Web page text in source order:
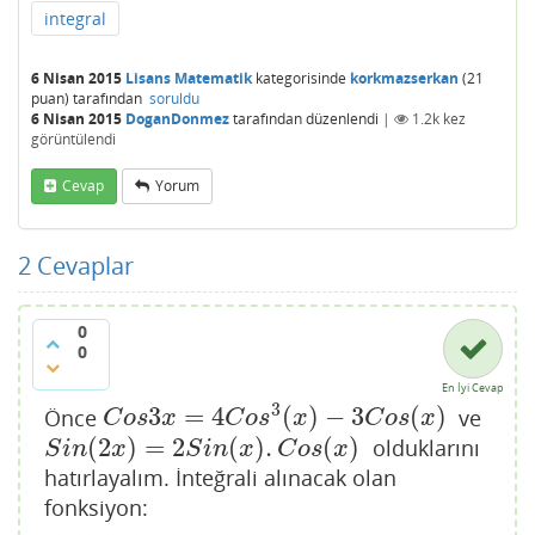
integral
6 Nisan 2015 Lisans Matematikkategorisinde korkmazserkan (21
puan) tarafından soruldu
6 Nisan 2015 DoganDonmeztarafındandüzenlendi | 1.2k kez
görüntülendi
Cevap Yorum
2 Cevaplar
0
0
En İyi Cevap
Önce Cos3x = 4Cos3 (x) − 3Cos(x)
Cos3x=4Cos3(x)−3Cos x) ve
Sin(2x) = 2Sin(x). Cos(x)
Sin(2x)=2S in x).Cos(x)
olduklarını
hatırlayalım. İnteğrali alınacak olan
fonksiyon: